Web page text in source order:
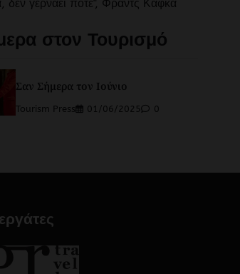
δεν γερνάει ποτέ", Φραντς Κάφκα
στον Τουρισμό
Σαν Σήμερα τον Ιούνιο
Tourism Press 01/06/2025 0